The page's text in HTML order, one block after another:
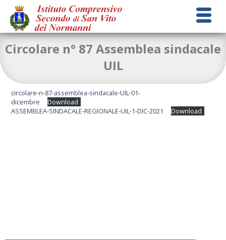
Circolare n° 87 Assemblea sindacale
UIL
circolare-n-87-assemblea-sindacale-UIL-01-
dicembre
Download
ASSEMBLEA-SINDACALE-REGIONALE-UIL-1-DIC-2021
Download